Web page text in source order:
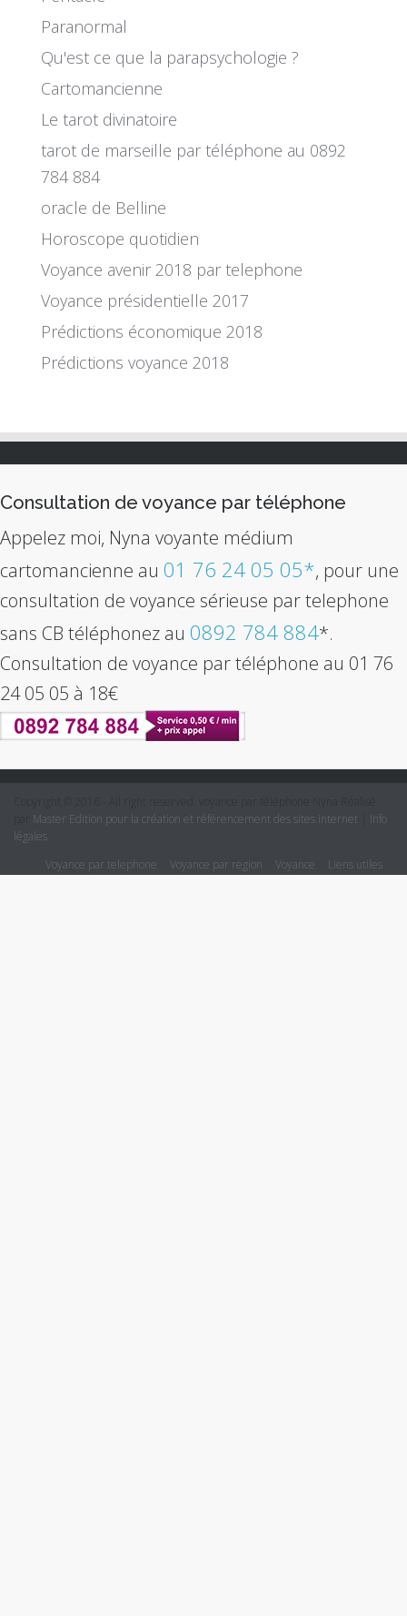
Paranormal
Qu'est ce que la parapsychologie ?
Cartomancienne
Le tarot divinatoire
tarot de marseille par téléphone au 0892
784 884
oracle de Belline
Horoscope quotidien
Voyance avenir 2018 par telephone
Voyance présidentielle 2017
Prédictions économique 2018
Prédictions voyance 2018
Consultation de voyance par téléphone
Appelez moi, Nyna voyante médium
cartomancienne au 01 76 24 05 05*, pour une
consultation de voyance sérieuse par telephone
sans CB téléphonez au 0892 784 884*.
Consultation de voyance par téléphone au 01 76
24 05 05 à 18€
Master Edition pour la création et référencement des sites internet
Info
légales
Voyance par telephone
Voyance par region Voyance Liens utiles